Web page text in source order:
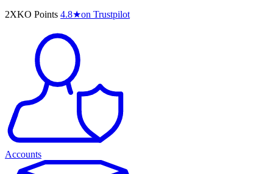
2XKO Points 4.8★on Trustpilot
Accounts